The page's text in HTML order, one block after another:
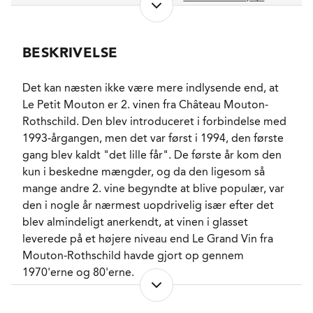
PRODUKTIONSFORM
ALKOHOLPROCENT
12,9 %
RESTSUKKER
1,5 g/l
FADLAGRET
LAGRING
18 måneder på fad.
50% nye.
FORVENTET HOLDBARHED
10-15 år fra høståret.
EMBALLAGETYPE
Trækasse OWC 6 fl.
FINE WINE
Ja
VARENR.
222935
BESKRIVELSE
Det kan næsten ikke være mere indlysende end, at
Le Petit Mouton er 2. vinen fra Château Mouton-
Rothschild. Den blev introduceret i forbindelse med
1993-årgangen, men det var først i 1994, den første
gang blev kaldt "det lille får". De første år kom den
kun i beskedne mængder, og da den ligesom så
mange andre 2. vine begyndte at blive populær, var
den i nogle år nærmest uopdrivelig især efter det
blev almindeligt anerkendt, at vinen i glasset
leverede på et højere niveau end Le Grand Vin fra
Mouton-Rothschild havde gjort op gennem
1970'erne og 80'erne.
Kombinationen af økonomiske kriser og tårnhøje